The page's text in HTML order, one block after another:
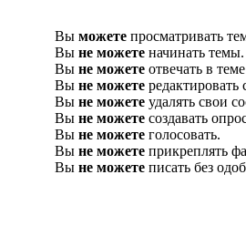
Вы можете просматривать
Вы не можете начинать темы.
Вы не можете отвечать в
Вы не можете
Вы не можете удалять свои
Вы не можете создавать
Вы не можете голосовать.
Вы не можете прикреплять
Вы не можете писать без